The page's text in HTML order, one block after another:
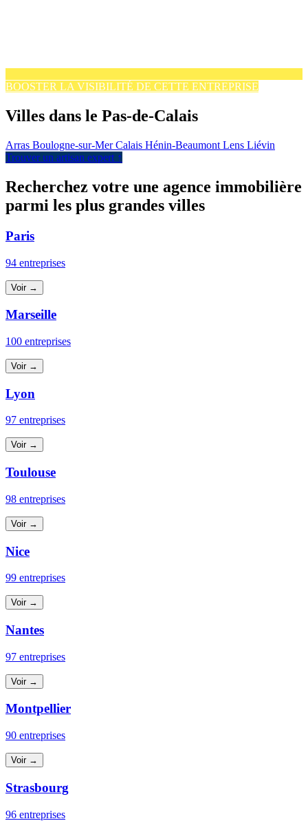
BOOSTER LA VISIBILITÉ DE CETTE ENTREPRISE
Villes dans le Pas-de-Calais
Arras Boulogne-sur-MerCalais Hénin-Beaumont Lens Liévin
Trouver un artisan expert ↑
Recherchez votre une agence immobilière
parmi les plus grandes villes
Paris
94 entreprises
Voir →
Marseille
100 entreprises
Voir →
Lyon
97 entreprises
Voir →
Toulouse
98 entreprises
Voir →
Nice
99 entreprises
Voir →
Nantes
97 entreprises
Voir →
Montpellier
90 entreprises
Voir →
Strasbourg
96 entreprises